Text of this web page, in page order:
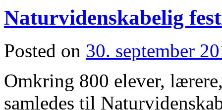
Naturvidenskabelig
Posted on 30. september
Omkring 800 elever,
samledes til